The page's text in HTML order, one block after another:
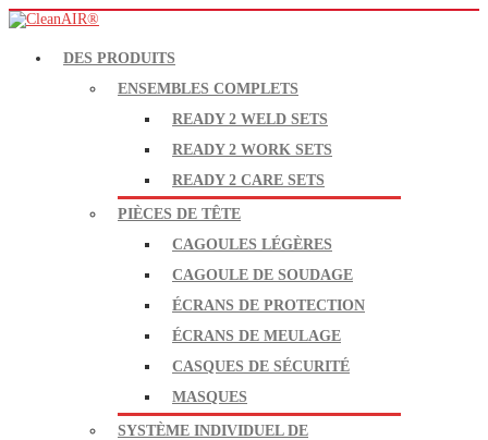
DES PRODUITS
ENSEMBLES COMPLETS
READY 2 WELD SETS
READY 2 WORK SETS
READY 2 CARE SETS
PIÈCES DE TÊTE
CAGOULES LÉGÈRES
CAGOULE DE SOUDAGE
ÉCRANS DE PROTECTION
ÉCRANS DE MEULAGE
CASQUES DE SÉCURITÉ
MASQUES
SYSTÈME INDIVIDUEL DE